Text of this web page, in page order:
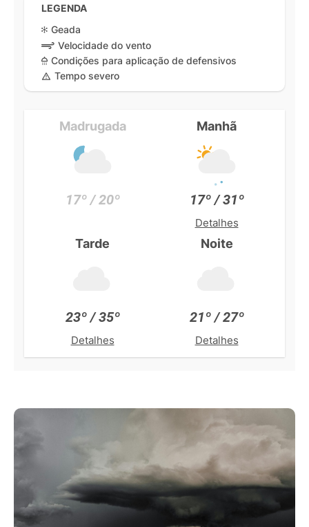
LEGENDA
Geada
Velocidade do vento
Condições para aplicação de defensivos
Tempo severo
Madrugada
17º / 20º
Manhã
17º / 31º
Detalhes
Tarde
23º / 35º
Detalhes
Noite
21º / 27º
Detalhes